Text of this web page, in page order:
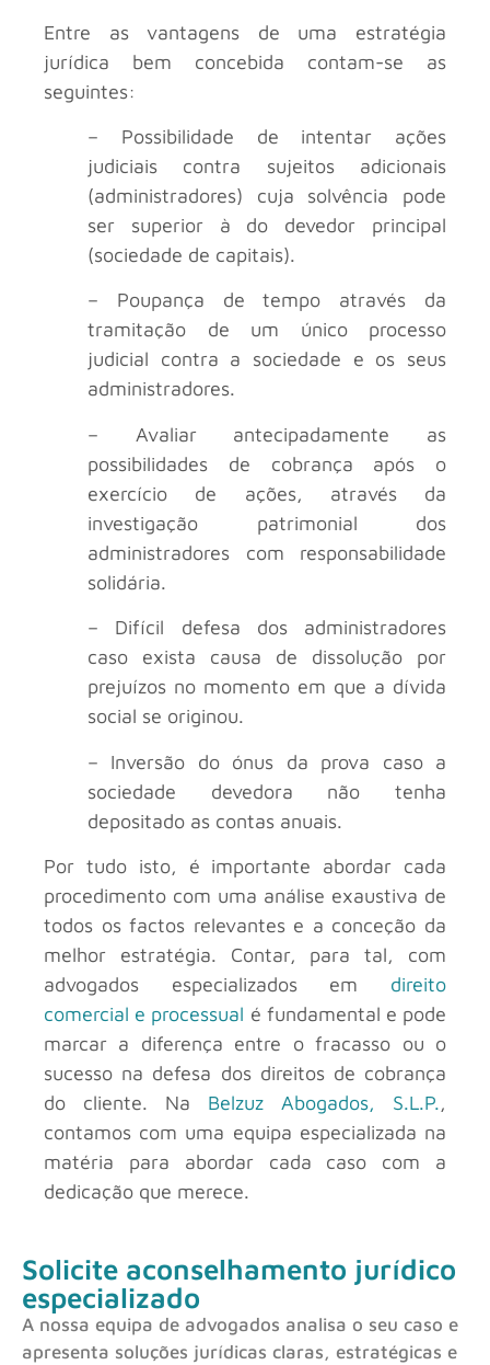
Entre as vantagens de uma estratégia
jurídica bem concebida contam-se as
seguintes:
– Possibilidade de intentar ações
judiciais contra sujeitos adicionais
(administradores) cuja solvência pode
ser superior à do devedor principal
(sociedade de capitais).
– Poupança de tempo através da
tramitação de um único processo
judicial contra a sociedade e os seus
administradores.
– Avaliar antecipadamente as
possibilidades de cobrança após o
exercício de ações, através da
investigação patrimonial dos
administradores com responsabilidade
solidária.
– Difícil defesa dos administradores
caso exista causa de dissolução por
prejuízos no momento em que a dívida
social se originou.
– Inversão do ónus da prova caso a
sociedade devedora não tenha
depositado as contas anuais.
Por tudo isto, é importante abordar cada
procedimento com uma análise exaustiva de
todos os factos relevantes e a conceção da
melhor estratégia. Contar, para tal, com
advogados especializados em direito
comercial e processual é fundamental e pode
marcar a diferença entre o fracasso ou o
sucesso na defesa dos direitos de cobrança
do cliente. Na Belzuz Abogados, S.L.P.,
contamos com uma equipa especializada na
matéria para abordar cada caso com a
dedicação que merece.
Solicite aconselhamento jurídico
especializado
A nossa equipa de advogados analisa o seu caso e
apresenta soluções jurídicas claras, estratégicas e